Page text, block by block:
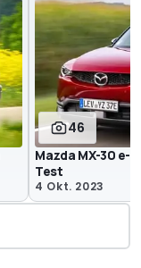
46
Mazda MX-30 e-
Test
4 Okt. 2023